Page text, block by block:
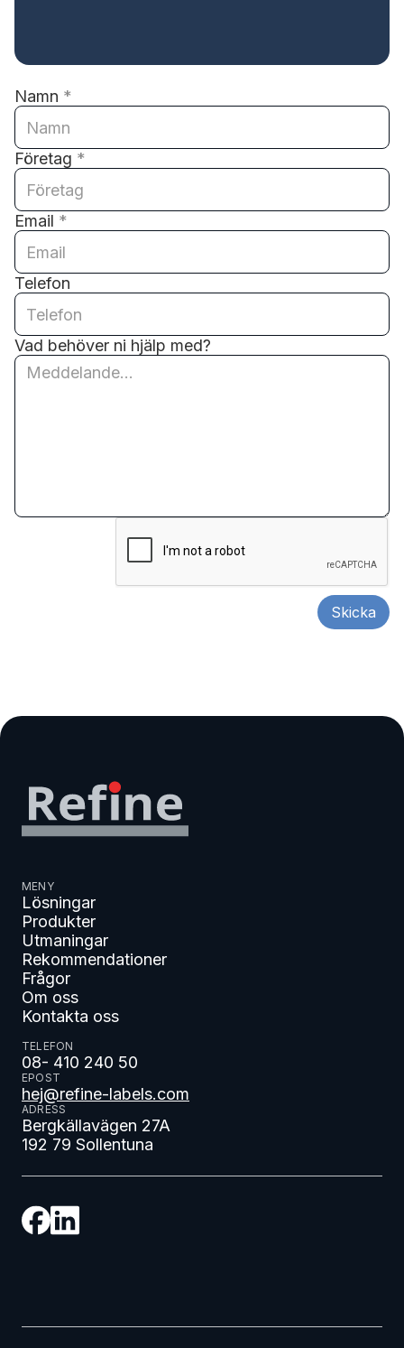
Namn *
Företag *
Email *
Telefon
Vad behöver ni hjälp med?
MENY
Lösningar
Produkter
Utmaningar
Rekommendationer
Frågor
Om oss
Kontakta oss
TELEFON
08- 410 240 50
EPOST
hej@refine-labels.com
ADRESS
Bergkällavägen 27A
192 79 Sollentuna